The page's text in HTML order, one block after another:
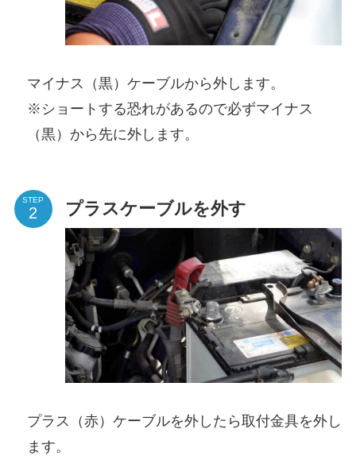
マイナス（黒）ケーブルから外します。
※ショートする恐れがあるので必ずマイナス
（黒）から先に外します。
STEP プラスケーブルを外す
プラス（赤）ケーブルを外したら取付金具を外し
ます。